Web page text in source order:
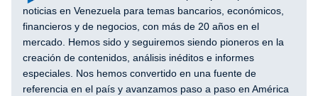
noticias en Venezuela para temas bancarios, económicos,
financieros y de negocios, con más de 20 años en el
mercado. Hemos sido y seguiremos siendo pioneros en la
creación de contenidos, análisis inéditos e informes
especiales. Nos hemos convertido en una fuente de
referencia en el país y avanzamos paso a paso en América